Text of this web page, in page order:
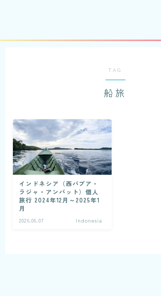
TAG
船旅
インドネシア（西パプア・
ラジャ・アンパット）個人
旅行 2024年12月～2025年1
月
2026.06.07 Indonesia